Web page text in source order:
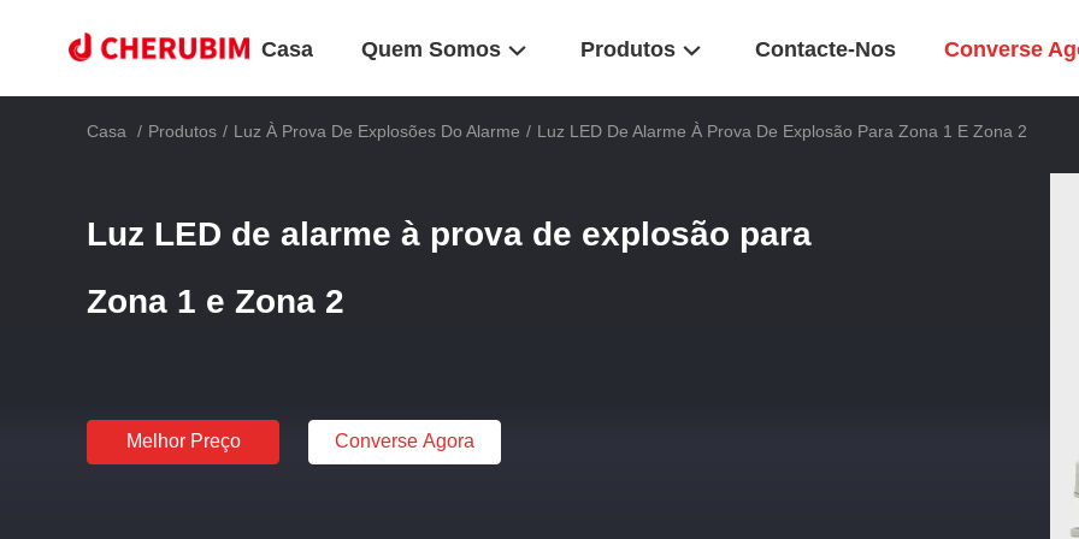
Casa Quem Somos Produtos Contacte-Nos Converse
Casa / Produtos / Luz À Prova De Explosões Do Alarme / Luz LED De Alarme À Prova De Explosão Para Zona 1 E Zona 2
Luz LED de alarme à prova de explosão para
Zona 1 e Zona 2
Melhor Preço Converse Agora